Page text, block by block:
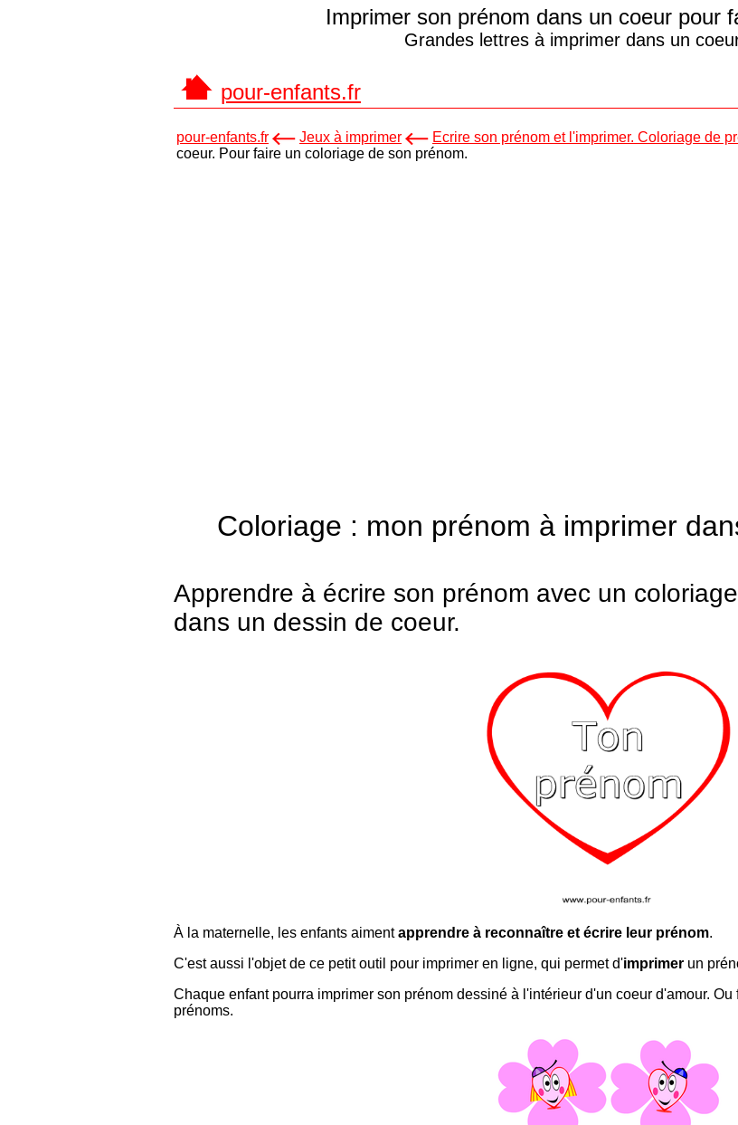
Imprimer son prénom dans un coeur pour
Grandes lettres à imprimer dans un
pour-enfants.fr
pour-enfants.fr Jeux à imprimer Ecrire son prénom et l'imprimer. Coloriage de
coeur. Pour faire un coloriage de son prénom.
Coloriage : mon prénom à
Apprendre à écrire son prénom avec un
dans un dessin de coeur.
À la maternelle, les enfants aimentapprendre à reconnaître et écrire leur prénom.
C'est aussi l'objet de ce petit outil pour imprimer en ligne, qui permet d'imprimer un
Chaque enfant pourra imprimer son prénom dessiné à l'intérieur d'un coeur d'amour.
prénoms.